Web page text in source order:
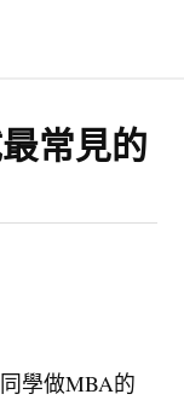
常見的
學做MBA的